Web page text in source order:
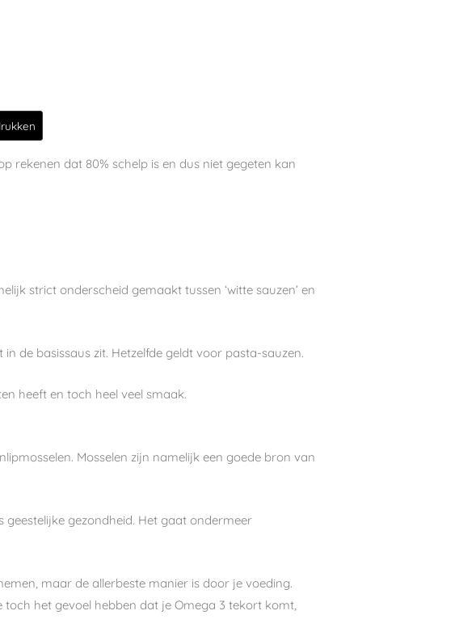
rekenen dat 80% schelp is en dus niet gegeten kan
strict onderscheid gemaakt tussen ‘witte sauzen’ en
de basissaus zit. Hetzelfde geldt voor pasta-sauzen.
heeft en toch heel veel smaak.
Mosselen zijn namelijk een goede bron van
gezondheid. Het gaat ondermeer
maar de allerbeste manier is door je voeding.
het gevoel hebben dat je Omega 3 tekort komt,